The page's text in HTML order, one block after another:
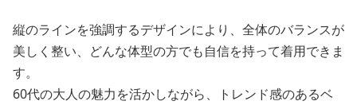
縦のラインを強調するデザインにより、全体のバランスが
美しく整い、どんな体型の方でも自信を持って着用できま
す。
60代の大人の魅力を活かしながら、トレンド感のあるベ